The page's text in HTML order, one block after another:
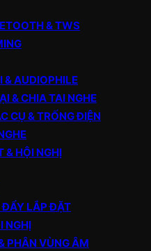
& TWS
& AUDIOPHILE
& CHIA TAI NGHE
CỤ & TRỐNG ĐIỆN
& HỘI NGHỊ
ĐẨY LẮP ĐẶT
NGHỊ
PHÂN VÙNG ÂM